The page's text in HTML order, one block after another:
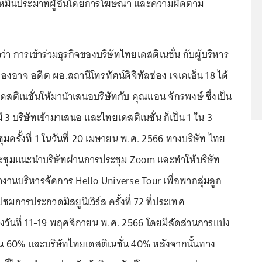
นประมาทผู้อื่นโดยการโฆษณา และความผิดตาม
การเข้าร่วมธุรกิจของบริษัทไทยเดสติเนชั่น กับผู้บริหาร
องอาจ อดีต ผอ.สถานีโทรทัศน์ดิจิทัลช่อง เจเคเอ็น 18 ได้
สติเนชั่นให้มานำเสนอบริษัทกับ คุณแอน จักรพงษ์ ซึ่งเป็น
บริษัทเข้ามาเสนอ และไทยเดสติเนชั่น ก็เป็น 1 ใน 3
ครั้งที่ 1 ในวันที่ 20 เมษายน พ.ศ. 2566 ทางบริษัท ไทย
ชุมแนะนำบริษัทผ่านการประชุม Zoom และทำให้บริษัท
านบริหารจัดการ Hello Universe Tour เพื่อพากลุ่มลูก
มการประกวดมิสยูนิเวิร์ส ครั้งที่ 72 ที่ประเทศ
วันที่ 11-19 พฤศจิกายน พ.ศ. 2566 โดยมีสัดส่วนการแบ่ง
60% และบริษัทไทยเดสติเนชั่น 40% หลังจากนั้นทาง